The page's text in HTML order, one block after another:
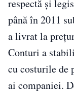
respectă şi
până în 2011
a livrat la
Conturi a
cu costurile de
ai companiei.